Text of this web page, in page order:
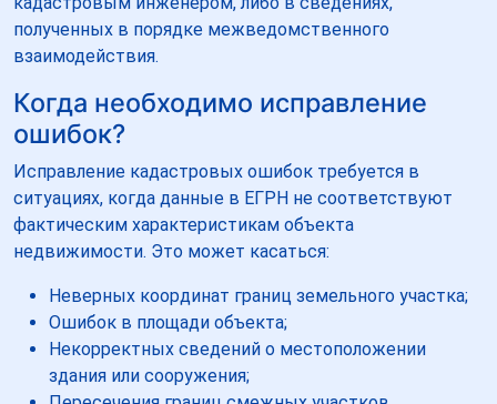
полученных в порядке межведомственного
взаимодействия.
Когда необходимо исправление
ошибок?
Исправление кадастровых ошибок требуется в
ситуациях, когда данные в ЕГРН не соответствуют
фактическим характеристикам объекта
недвижимости. Это может касаться:
Неверных координат границ земельного участка;
Ошибок в площади объекта;
Некорректных сведений о местоположении
здания или сооружения;